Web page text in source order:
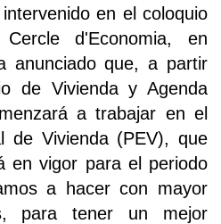
en el coloquio
d'Economia, en
anunciado que, a partir
de Vivienda y Agenda
a trabajar en el
de Vivienda (PEV), que
en vigor para el periodo
a hacer con mayor
para tener un mejor